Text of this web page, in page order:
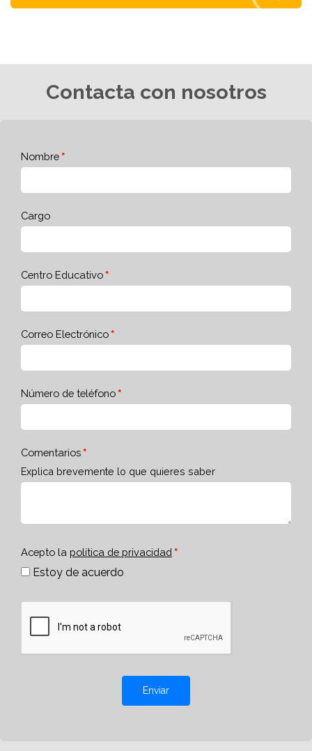
Contacta con nosotros
Nombre
Cargo
Centro Educativo
Correo Electrónico
Número de teléfono
Comentarios
Explica brevemente lo que quieres saber
Acepto la política de privacidad
Estoy de acuerdo
Enviar